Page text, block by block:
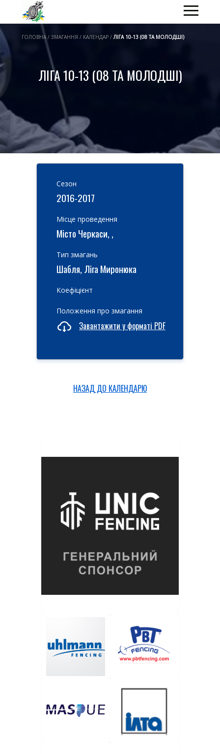
ГОЛОВНА / ЗМАГАННЯ / КАЛЕНДАР /ЛІГА 10-13 (08 ТА МОЛОДШІ)
ЛІГА 10-13 (08 ТА МОЛОДШІ)
Cезон
2016-2017
Місце проведення
Місто Черкаси, ,
Тип змагань
Шабля, Ліга Миронюка
Коефіцієнт
Положення про змагання
Завантажити у форматі PDF
НАЗАД ДО КАЛЕНДАРЮ